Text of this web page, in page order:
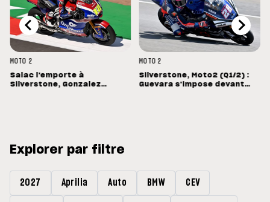
MOTO 2
Salac l'emporte à
Silverstone, Gonzalez
MOTO 2
Silverstone, Moto2 (Q1/2) :
Guevara s'impose devant
Explorer par filtre
2027 Aprilia Auto BMW CEV